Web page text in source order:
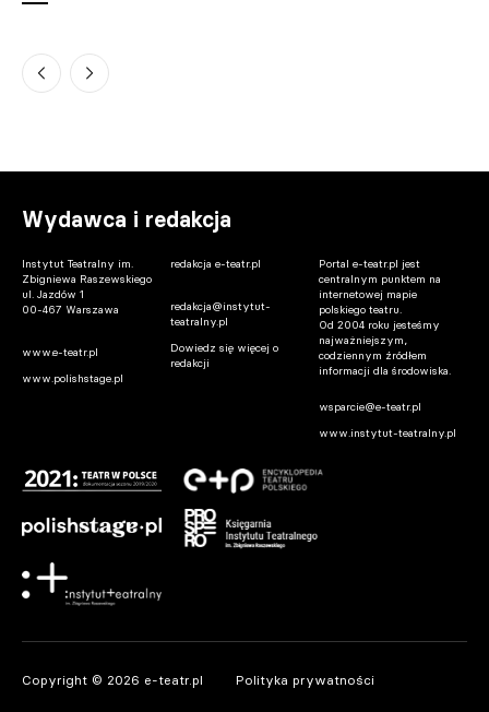
Yoricka na Festiwalu Szekspirowskim
Olsztyn. Wkrótce ruszą negocjacje w
sprawie dokumentacji projektowej nowej
siedziby Teatru Lalek
spotkali się z widzami w Łańcucie. 50 lat
ekranizacji „Trędowatej”
10.08.2026 09:10
Kraj. Zmarł pisarz Jarosław Abramow-
Wydawca i redakcja
Instytut Teatralny im.
Zbigniewa Raszewskiego
ul. Jazdów 1
00-467 Warszawa
www.e-teatr.pl
www.polishstage.pl
redakcja e-teatr.pl
redakcja@instytut-
teatralny.pl
Dowiedz się więcej o
redakcji
Portal e-teatr.pl jest
centralnym punktem na
internetowej mapie
polskiego teatru.
Od 2004 roku jesteśmy
najważniejszym,
codziennym źródłem
informacji dla środowiska.
wsparcie@e-teatr.pl
www.instytut-teatralny.pl
Copyright © 2026 e-teatr.pl Polityka prywatności